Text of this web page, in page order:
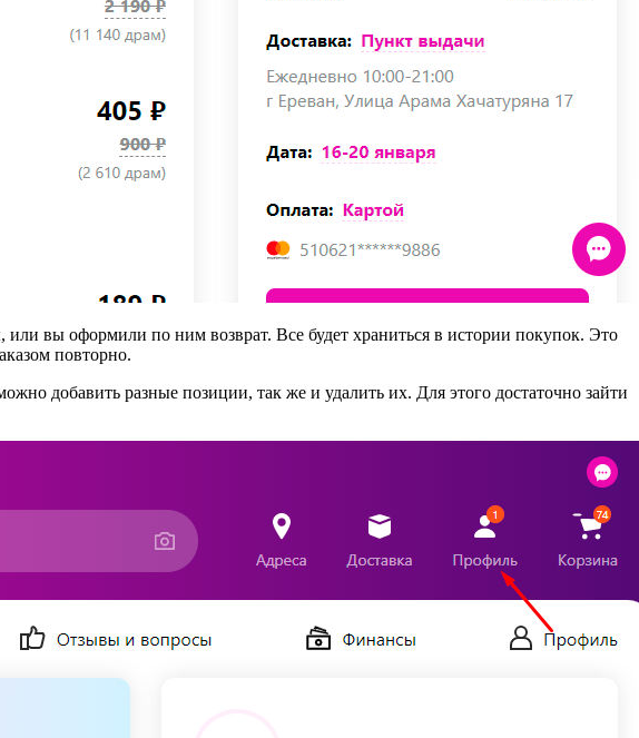
вы оформили по ним возврат. Все будет храниться в истории покупок. Это
повторно.
добавить разные позиции, так же и удалить их. Для этого достаточно зайти